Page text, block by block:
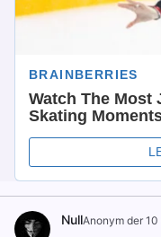
NullAnonym der